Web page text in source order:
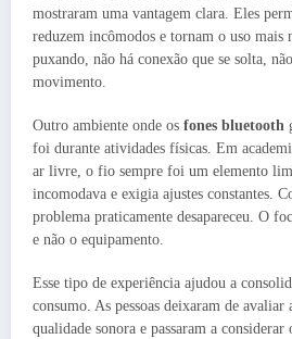
mostraram uma vantagem clara. Eles
reduzem incômodos e tornam o uso mais
puxando, não há conexão que se solta,
movimento.
Outro ambiente onde os fones bluetooth
foi durante atividades físicas. Em
ar livre, o fio sempre foi um elemento
incomodava e exigia ajustes constantes.
problema praticamente desapareceu. O
e não o equipamento.
Esse tipo de experiência ajudou a
consumo. As pessoas deixaram de avaliar
qualidade sonora e passaram a